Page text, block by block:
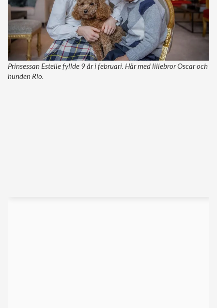
Prinsessan Estelle fyllde 9 år i februari. Här med lillebror Oscar och
hunden Rio.